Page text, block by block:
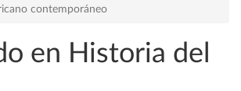
contemporáneo
en Historia del